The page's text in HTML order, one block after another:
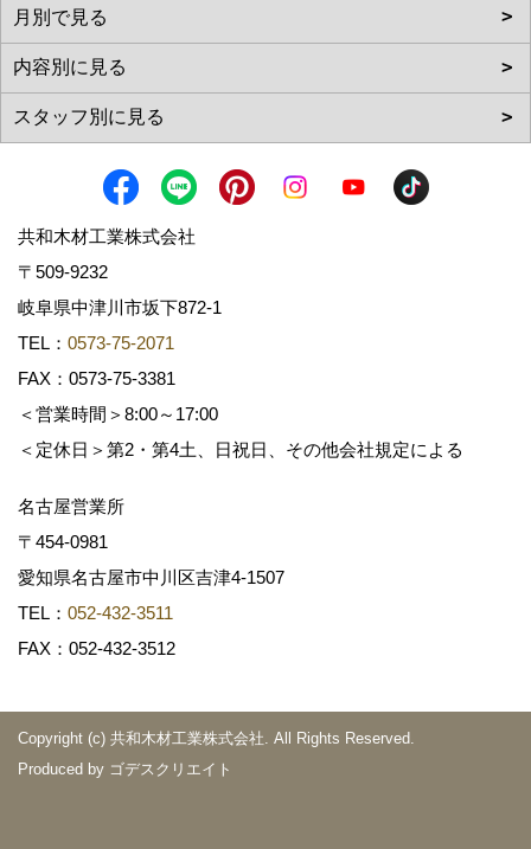
共和木材工業株式会社
〒509-9232
岐阜県中津川市坂下872‐1
TEL： 0573-75-2071
FAX：0573-75-3381
＜営業時間＞8:00～17:00
＜定休日＞第2・第4土、日祝日、その他会社規定による
名古屋営業所
〒454-0981
愛知県名古屋市中川区吉津4-1507
TEL： 052-432-3511
FAX：052-432-3512
Copyright (c) 共和木材工業株式会社. All Rights Reserved.
Produced by ゴデスクリエイト